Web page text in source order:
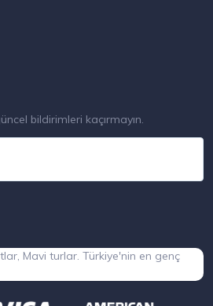
bildirimleri kaçırmayın.